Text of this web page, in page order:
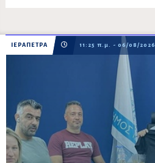
ΙΕΡΑΠΕΤΡΑ 11:25 π.μ. - 06/08/2026